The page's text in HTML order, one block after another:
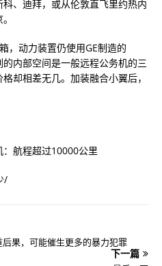
、迪拜，或从伦敦直飞里约热内
，动力装置仍使用GE制造的
内部空间是一般远程公务机的三
格却相差无几。加装融合小翼后，
航程超过10000公里
/
果，可能催生更多的暴力犯罪
下一篇